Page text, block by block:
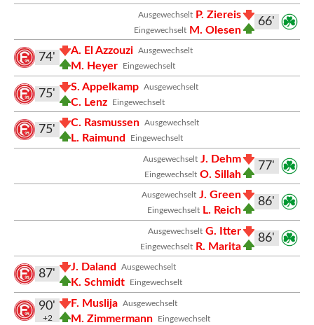
66'
Ausgewechselt P. Ziereis
Eingewechselt M. Olesen
Ausgewechselt
A. El Azzouzi
Eingewechselt
M. Heyer
74'
Ausgewechselt
S. Appelkamp
Eingewechselt
C. Lenz
75'
Ausgewechselt
C. Rasmussen
Eingewechselt
L. Raimund
75'
77'
Ausgewechselt J. Dehm
Eingewechselt O. Sillah
86'
Ausgewechselt J. Green
Eingewechselt L. Reich
86'
Ausgewechselt G. Itter
Eingewechselt R. Marita
Ausgewechselt
J. Daland
Eingewechselt
K. Schmidt
87'
Ausgewechselt
F. Muslija
Eingewechselt
M. Zimmermann
90'
+2